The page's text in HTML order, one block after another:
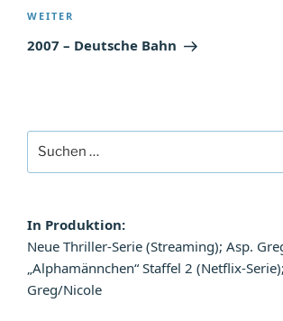
Nächster
Beitrag
WEITER
2007 – Deutsche Bahn
nach:
In Produktion:
Neue Thriller-Serie (Streaming); Asp.
„Alphamännchen“ Staffel 2 (Netflix-
Greg/Nicole